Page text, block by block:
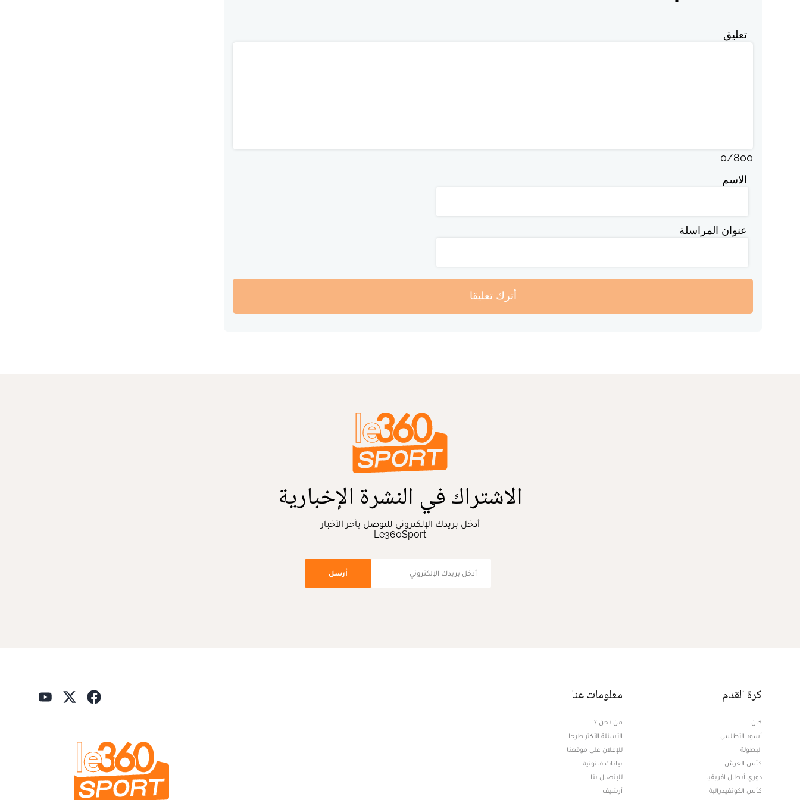
تعليق
0/800
الاسم
عنوان المراسلة
أترك تعليقا
الاشتراك في النشرة الإخبارية
أدخل بريدك الإلكتروني للتوصل بآخر الأخبار
Le360Sport
أرسل
كرة القدم
كان
أسود الأطلس
البطولة
كأس العرش
دوري أبطال افريقيا
كأس الكونفيدرالية
معلومات عنا
من نحن ؟
الأسئلة الأكثر طرحا
للإعلان على موقعنا
بيانات قانونية
للإتصال بنا
أرشيف